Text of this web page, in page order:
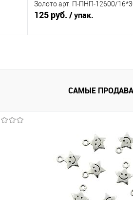
Золото арт. П-ПНП-12600/
125 руб. / упак.
САМЫЕ